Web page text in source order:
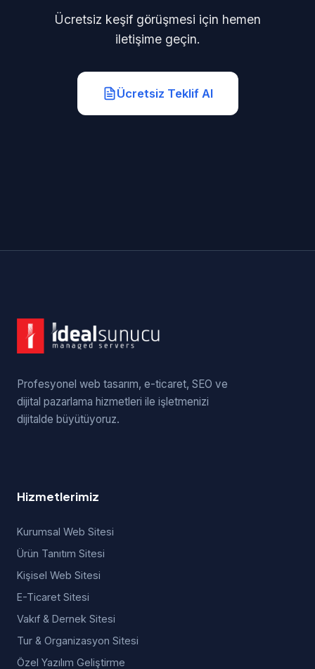
Ücretsiz keşif görüşmesi için hemen
iletişime geçin.
Ücretsiz Teklif Al
Profesyonel web tasarım, e-ticaret, SEO ve
dijital pazarlama hizmetleri ile işletmenizi
dijitalde büyütüyoruz.
Hizmetlerimiz
Kurumsal Web Sitesi
Ürün Tanıtım Sitesi
Kişisel Web Sitesi
E-Ticaret Sitesi
Vakıf & Dernek Sitesi
Tur & Organizasyon Sitesi
Özel Yazılım Geliştirme